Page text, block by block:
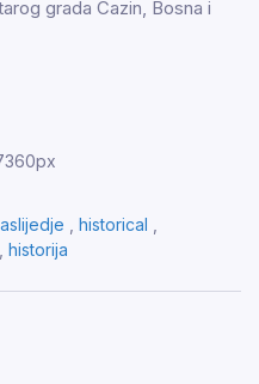
grada Cazin, Bosna i
historical
historija